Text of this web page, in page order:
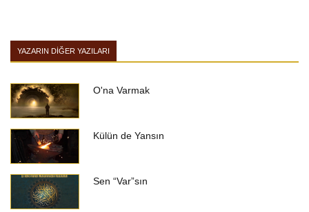
YAZARIN DIĞER YAZILARI
O'na Varmak
Külün de Yansın
Sen “Var”sın